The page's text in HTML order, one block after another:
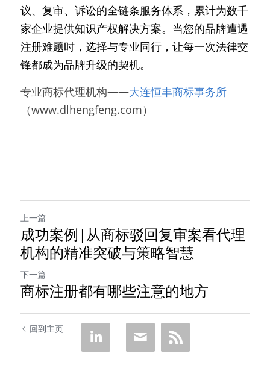
议、复审、诉讼的全链条服务体系，累计为数千
家企业提供知识产权解决方案。当您的品牌遭遇
注册难题时，选择与专业同行，让每一次法律交
锋都成为品牌升级的契机。
专业商标代理机构——大连恒丰商标事务所
（www.dlhengfeng.com）
上一篇
成功案例|从商标驳回复审案看代理
机构的精准突破与策略智慧
下一篇
商标注册都有哪些注意的地方
回到主页